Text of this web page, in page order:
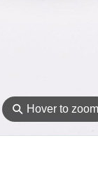
⚲ Hover to zoom